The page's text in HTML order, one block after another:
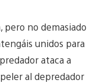
pero no demasiado
unidos para
ataca a
al depredador